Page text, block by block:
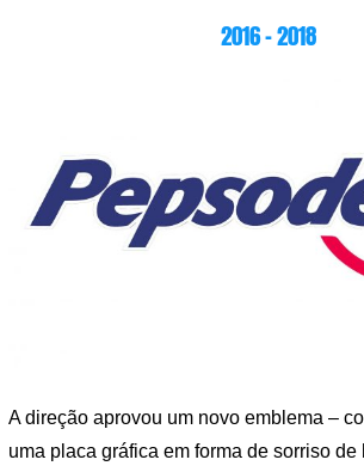
2016 – 2018
A direção aprovou um novo emblema –
uma placa gráfica em forma de sorriso